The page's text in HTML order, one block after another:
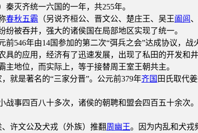
灭齐统一六国的一年，共255年。
春秋五霸 （另说齐桓公、晋文公、楚庄王、吴王阖闾
被吞并，强大的诸侯国在局部地区实现了统一。
546年由14国参加的第二次“弭兵之会”达成协议，战
的应用，经济有了迅速发展，出现了私田的开发和
地位，而实际上，等于接替周王室王朝共主。
就是著名的“三家分晋”。公元前379年齐国 田氏取代
事四百八十多次，诸侯的朝聘和盟会四百五十余次
许文公及犬戎（外族）推翻周幽王。因为内乱和犬戎